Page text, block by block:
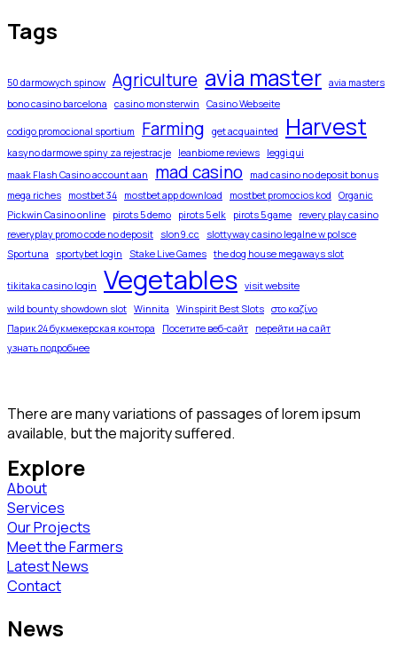
Tags
50 darmowych spinow Agriculture avia master avia masters
bono casino barcelona
casino monsterwin Casino Webseite
codigo promocional sportium Farming get acquainted Harvest
kasyno darmowe spiny za rejestracje leanbiome reviews
leggi qui
maak Flash Casino account aan
mad casino
mad casino no deposit bonus
mega riches
mostbet 34 mostbet app download mostbet promocios kod
Organic
Pickwin Casino online
pirots 5 demo pirots 5 elk pirots 5 game
revery play casino
reveryplay promo code no deposit
slon9.cc
slottyway casino legalne w polsce
Sportuna
sportybet login Stake Live Games the dog house megaways slot
tikitaka casino login Vegetables visit website
wild bounty showdown slot Winnita Winspirit Best Slots στο καζίνο
Парик 24 букмекерская контора
Посетите веб-сайт
перейти на сайт
узнать подробнее
There are many variations of passages of lorem ipsum
available, but the majority suffered.
Explore
About
Services
Our Projects
Meet the Farmers
Latest News
Contact
News